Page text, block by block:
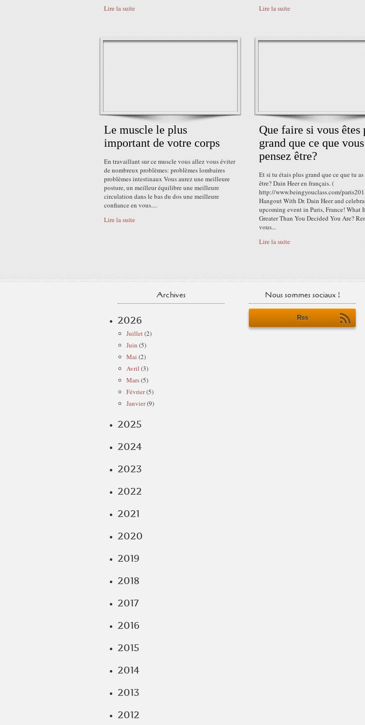
Lire la suite
Lire la suite
Le muscle le plus
important de votre corps
En travaillant sur ce muscle vous allez vous éviter
de nombreux problèmes: problèmes lombaires
problèmes intestinaux Vous aurez une meilleure
posture, un meilleur équilibre une meilleure
circulation dans le bas du dos une meilleure
confiance en vous....
Lire la suite
Que faire si vous êtes
grand que ce que vous
pensez être?
Et si tu étais plus grand que ce que tu
être? Dain Heer en français. (
http://www.beingyouclass.com/
Hangout With Dr. Dain Heer and
upcoming event in Paris, France! What
Greater Than You Decided You Are?
vous...
Lire la suite
Archives
2026
Juillet(2)
Juin (5)
Mai (2)
Avril (3)
Mars(5)
Février(5)
Janvier(9)
2025
2024
2023
2022
2021
2020
2019
2018
2017
2016
2015
2014
2013
2012
Nous sommes sociaux !
Rss